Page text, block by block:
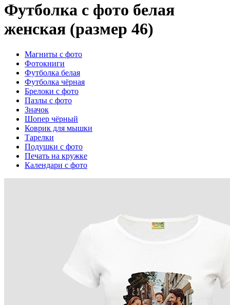
Футболка с фото белая
женская (размер 46)
Магниты с фото
Фотокниги
Футболка белая
Футболка чёрная
Брелоки с фото
Пазлы с фото
Значок
Шопер чёрный
Коврик для мышки
Тарелки
Подушки с фото
Печать на кружке
Календари с фото